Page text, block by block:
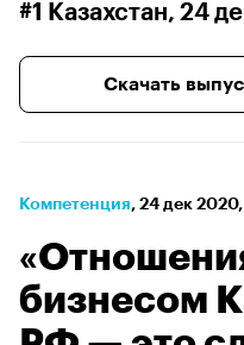
#1 Казахстан, 24
Скачать
Компетенция⁠, 24 дек
бизнесом